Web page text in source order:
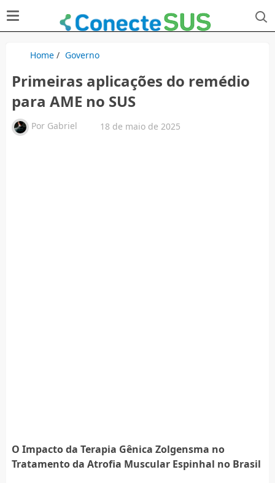
Home/ Governo
Primeiras aplicações do remédio
para AME no SUS
Por Gabriel 18 de maio de 2025
O Impacto da Terapia Gênica Zolgensma no
Tratamento da Atrofia Muscular Espinhal no Brasil